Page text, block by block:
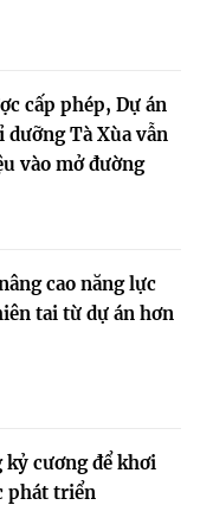
cấp phép, Dự án
Tà Xùa vẫn
vào mở đường
cao năng lực
tai từ dự án hơn
cương để khơi
phát triển